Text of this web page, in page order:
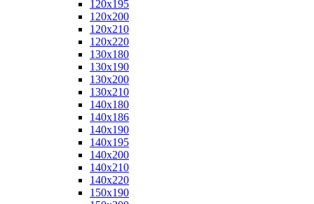
120x195
120x200
120x210
120x220
130x180
130x190
130x200
130x210
140x180
140x186
140x190
140x195
140x200
140x210
140x220
150x190